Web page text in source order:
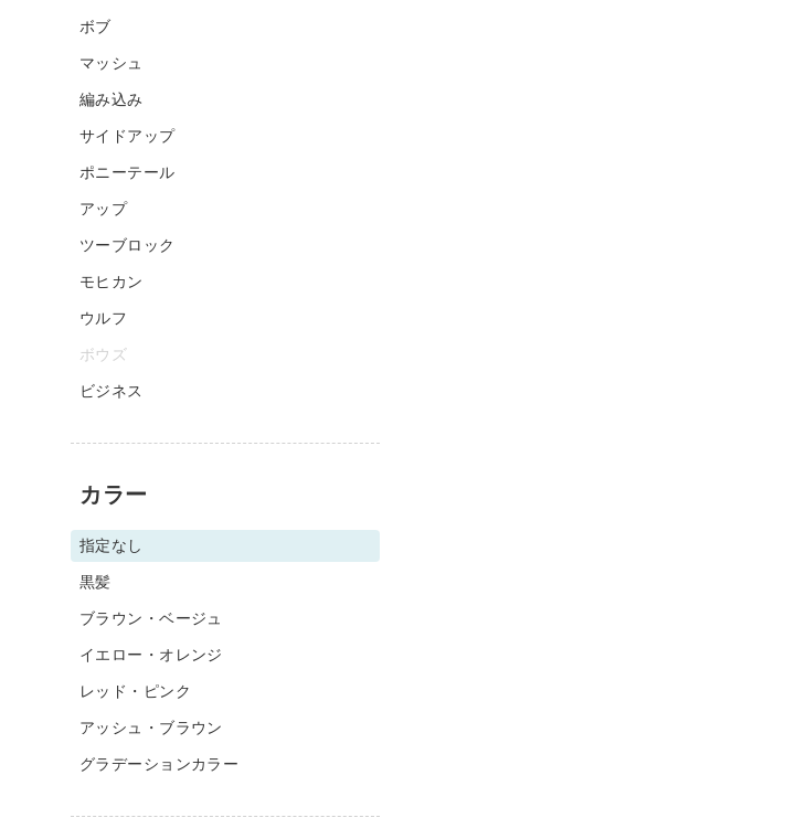
ボブ
マッシュ
編み込み
サイドアップ
ポニーテール
アップ
ツーブロック
モヒカン
ウルフ
ボウズ
ビジネス
カラー
指定なし
黒髪
ブラウン・ベージュ
イエロー・オレンジ
レッド・ピンク
アッシュ・ブラウン
グラデーションカラー